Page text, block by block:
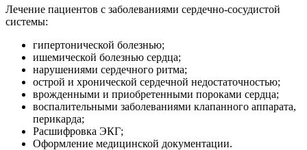
Лечение пациентов с заболеваниями сердечно-сосудистой
системы:
гипертонической болезнью;
ишемической болезнью сердца;
нарушениями сердечного ритма;
острой и хронической сердечной недостаточностью;
врожденными и приобретенными пороками сердца;
воспалительными заболеваниями клапанного аппарата,
перикарда;
Расшифровка ЭКГ;
Оформление медицинской документации.